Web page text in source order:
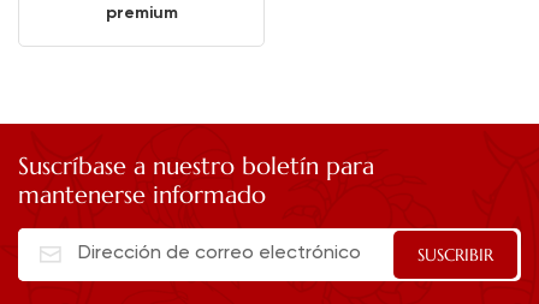
premium
Suscríbase a nuestro boletín para
mantenerse informado